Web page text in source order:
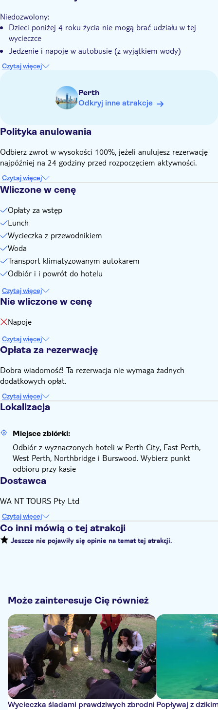
Niedozwolony:
Dzieci poniżej 4 roku życia nie mogą brać udziału w tej
wycieczce
Jedzenie i napoje w autobusie (z wyjątkiem wody)
Wiedz z góry:
odbioru na dzień przed odlotem i zapyta o jedzenie, a także
o opcjonalne zamówienie (jeśli masz prośbę)
Aby ta wycieczka mogła się odbyć, potrzebne są co najmniej
Pamiętaj, aby zabrać ze sobą:
przeciwsłoneczne, kapelusz przeciwsłoneczny, krem
przeciwsłoneczny, butelka na wodę wielokrotnego użytku,
aparat fotograficzny, strój plażowy i ręcznik (w lecie)
Czytaj więcej
Perth
Odkryj inne atrakcje
Polityka anulowania
Odbierz zwrot w wysokości 100%, jeżeli anulujesz rezerwację
najpóźniej na 24 godziny przed rozpoczęciem aktywności.
Czytaj więcej
Wliczone w cenę
Opłaty za wstęp
Lunch
Wycieczka z przewodnikiem
Woda
Transport klimatyzowanym autokarem
Odbiór i i powrót do hotelu
Czytaj więcej
Nie wliczone w cenę
Napoje
Czytaj więcej
Opłata za rezerwację
Dobra wiadomość! Ta rezerwacja nie wymaga żadnych
dodatkowych opłat.
Czytaj więcej
Lokalizacja
Miejsce zbiórki:
Odbiór z wyznaczonych hoteli w Perth City, East Perth,
West Perth, Northbridge i Burswood. Wybierz punkt
odbioru przy kasie
Dostawca
WA NT TOURS Pty Ltd
Czytaj więcej
Co inni mówią o tej atrakcji
Jeszcze nie pojawiły się opinie na temat tej atrakcji.
Może zainteresuje Cię również
Wycieczka śladami prawdziwych zbrodni Popływaj z